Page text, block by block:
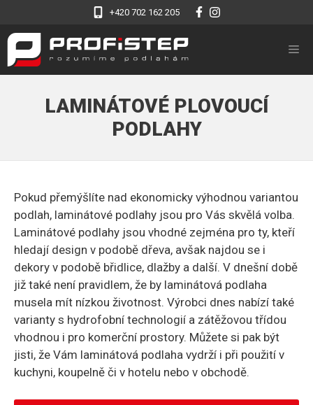
obsah
+420 702 162 205
LAMINÁTOVÉ PLOVOUCÍ
PODLAHY
Pokud přemýšlíte nad ekonomicky výhodnou variantou
podlah, laminátové podlahy jsou pro Vás skvělá volba.
Laminátové podlahy jsou vhodné zejména pro ty, kteří
hledají design v podobě dřeva, avšak najdou se i
dekory v podobě břidlice, dlažby a další. V dnešní době
již také není pravidlem, že by laminátová podlaha
musela mít nízkou životnost. Výrobci dnes nabízí také
varianty s hydrofobní technologií a zátěžovou třídou
vhodnou i pro komerční prostory. Můžete si pak být
jisti, že Vám laminátová podlaha vydrží i při použití v
kuchyni, koupelně či v hotelu nebo v obchodě.